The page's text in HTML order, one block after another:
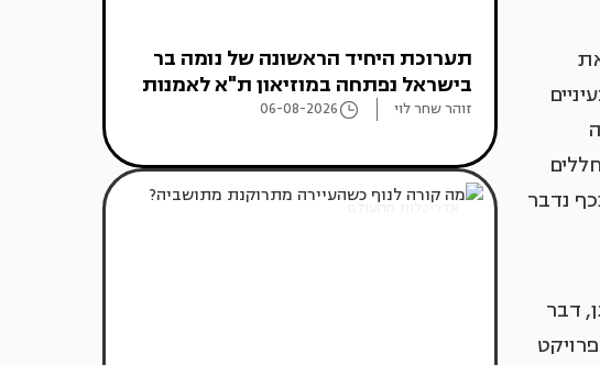
נדבר
דבר
תערוכת היחיד הראשונה של נומה בר
בישראל נפתחה במוזיאון ת"א לאמנות
זוהר שחר לוי 06-08-2026
אדריכלות מהעולם